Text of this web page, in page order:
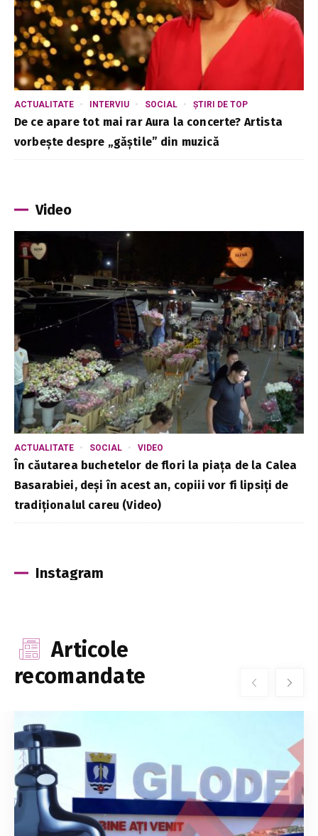
ACTUALITATE INTERVIU SOCIAL ȘTIRI DE TOP
De ce apare tot mai rar Aura la concerte? Artista
vorbește despre „găștile” din muzică
Video
ACTUALITATE SOCIAL VIDEO
În căutarea buchetelor de flori la piața de la Calea
Basarabiei, deși în acest an, copiii vor fi lipsiți de
tradiționalul careu (Video)
Instagram
Articole
recomandate